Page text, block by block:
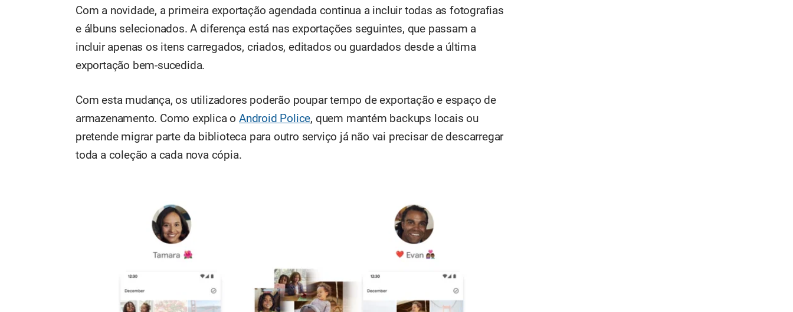
Com a novidade, a primeira exportação agendada continua a incluir todas as fotografias
e álbuns selecionados. A diferença está nas exportações seguintes, que passam a
incluir apenas os itens carregados, criados, editados ou guardados desde a última
exportação bem-sucedida.
Com esta mudança, os utilizadores poderão poupar tempo de exportação e espaço de
armazenamento. Como explica o Android Police, quem mantém backups locais ou
pretende migrar parte da biblioteca para outro serviço já não vai precisar de descarregar
toda a coleção a cada nova cópia.